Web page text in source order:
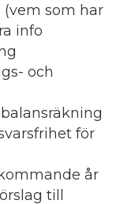
(vem som har
info
och
för
år
till